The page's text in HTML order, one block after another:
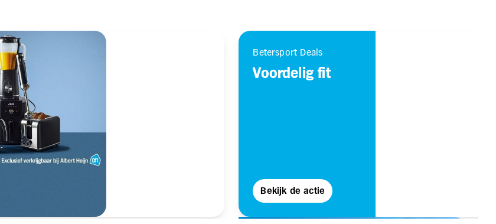
Betersport Deals
Voordelig fit
Bekijk de actie